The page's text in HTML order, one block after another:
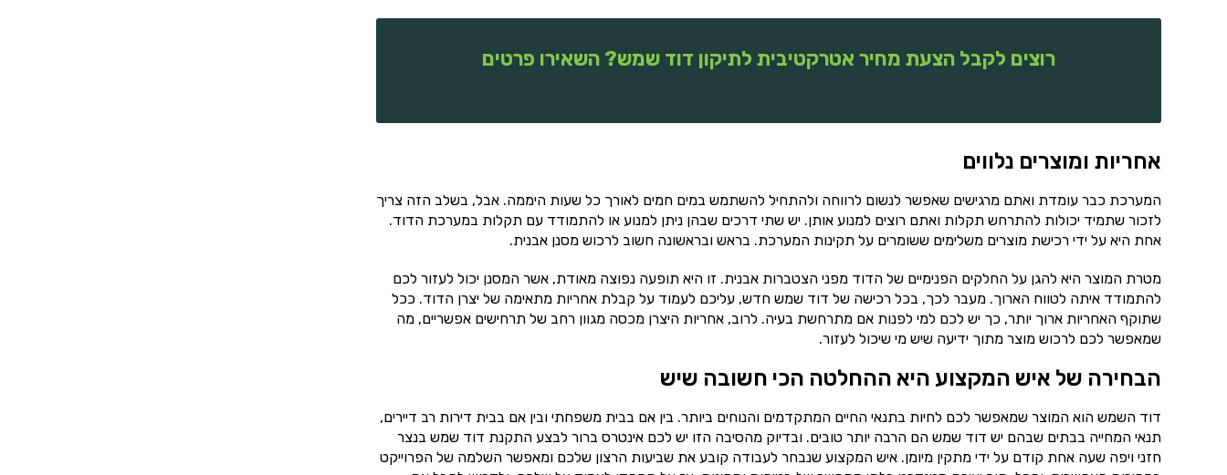
רוצים לקבל הצעת מחיר אטרקטיבית לתיקון דוד שמש? השאירו פרטים
אחריות ומוצרים נלווים
המערכת כבר עומדת ואתם מרגישים שאפשר לנשום לרווחה ולהתחיל להשתמש במים חמים לאורך כל שעות היממה. אבל, בשלב הזה צריך
לזכור שתמיד יכולות להתרחש תקלות ואתם רוצים למנוע אותן. יש שתי דרכים שבהן ניתן למנוע או להתמודד עם תקלות במערכת הדוד.
אחת היא על ידי רכישת מוצרים משלימים ששומרים על תקינות המערכת. בראש ובראשונה חשוב לרכוש מסנן אבנית.
מטרת המוצר היא להגן על החלקים הפנימיים של הדוד מפני הצטברות אבנית. זו היא תופעה נפוצה מאודת, אשר המסנן יכול לעזור לכם
להתמודד איתה לטווח הארוך. מעבר לכך, בכל רכישה של דוד שמש חדש, עליכם לעמוד על קבלת אחריות מתאימה של יצרן הדוד. ככל
שתוקף האחריות ארוך יותר, כך יש לכם למי לפנות אם מתרחשת בעיה. לרוב, אחריות היצרן מכסה מגוון רחב של תרחישים אפשריים, מה
שמאפשר לכם לרכוש מוצר מתוך ידיעה שיש מי שיכול לעזור.
הבחירה של איש המקצוע היא ההחלטה הכי חשובה שיש
דוד השמש הוא המוצר שמאפשר לכם לחיות בתנאי החיים המתקדמים והנוחים ביותר. בין אם בבית משפחתי ובין אם בבית דירות רב דיירים,
תנאי המחייה בבתים שבהם יש דוד שמש הם הרבה יותר טובים. ובדיוק מהסיבה הזו יש לכם אינטרס ברור לבצע התקנת דוד שמש בנצר
חזני ויפה שעה אחת קודם על ידי מתקין מיומן. איש המקצוע שנבחר לעבודה קובע את שביעות הרצון שלכם ומאפשר השלמה של הפרוייקט